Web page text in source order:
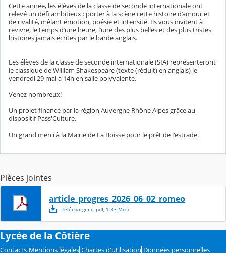
Cette année, les élèves de la classe de seconde internationale ont
relevé un défi ambitieux : porter à la scène cette histoire d’amour et
de rivalité, mêlant émotion, poésie et intensité. Ils vous invitent à
revivre, le temps d’une heure, l’une des plus belles et des plus tristes
histoires jamais écrites par le barde anglais.
Les élèves de la classe de seconde internationale (SIA) représenteront
le classique de William Shakespeare (texte (réduit) en anglais) le
vendredi 29 mai à 14h en salle polyvalente.
Venez nombreux!
Un projet financé par la région Auvergne Rhône Alpes grâce au
dispositif Pass'Culture.
Un grand merci à la Mairie de La Boisse pour le prêt de l'estrade.
Pièces jointes
article_progres_2026_06_02_romeo
Télécharger( .pdf, 1.33 Mo)
Lycée de la Côtière
Contacts Mentions légales Chartes d'utilisation Données personnelles